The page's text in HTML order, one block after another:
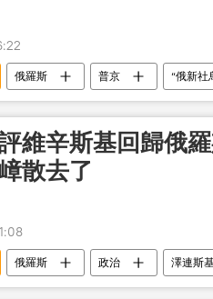
俄羅斯 普京 “俄新社
維辛斯基回歸俄
散去了
俄羅斯 政治 澤連斯